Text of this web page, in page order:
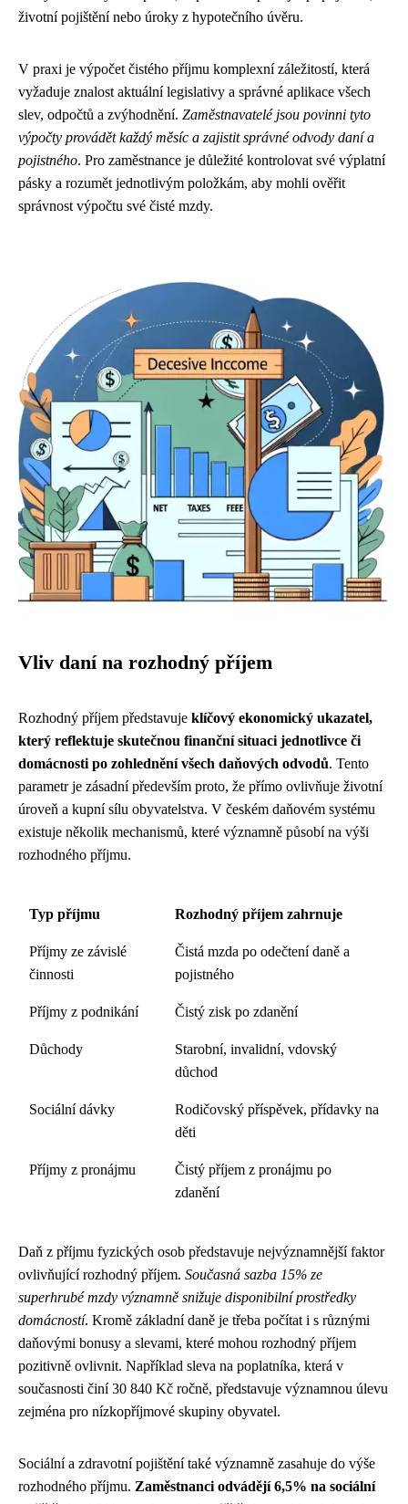
životní pojištění nebo úroky z hypotečního úvěru.
V praxi je výpočet čistého příjmu komplexní záležitostí, která
vyžaduje znalost aktuální legislativy a správné aplikace všech
slev, odpočtů a zvýhodnění. Zaměstnavatelé jsou povinni tyto
výpočty provádět každý měsíc a zajistit správné odvody daní a
pojistného. Pro zaměstnance je důležité kontrolovat své výplatní
pásky a rozumět jednotlivým položkám, aby mohli ověřit
správnost výpočtu své čisté mzdy.
Vliv daní na rozhodný příjem
Rozhodný příjem představuje klíčový ekonomický ukazatel,
který reflektuje skutečnou finanční situaci jednotlivce či
domácnosti po zohlednění všech daňových odvodů. Tento
parametr je zásadní především proto, že přímo ovlivňuje životní
úroveň a kupní sílu obyvatelstva. V českém daňovém systému
existuje několik mechanismů, které významně působí na výši
rozhodného příjmu.
Typ příjmu Rozhodný příjem zahrnuje
Příjmy ze závislé
činnosti
Čistá mzda po odečtení daně a
pojistného
Příjmy z podnikání Čistý zisk po zdanění
Důchody
Starobní, invalidní, vdovský
důchod
Sociální dávky
Rodičovský příspěvek, přídavky na
děti
Příjmy z pronájmu
Čistý příjem z pronájmu po
zdanění
Daň z příjmu fyzických osob představuje nejvýznamnější faktor
ovlivňující rozhodný příjem. Současná sazba 15% ze
superhrubé mzdy významně snižuje disponibilní prostředky
domácností. Kromě základní daně je třeba počítat i s různými
daňovými bonusy a slevami, které mohou rozhodný příjem
pozitivně ovlivnit. Například sleva na poplatníka, která v
současnosti činí 30 840 Kč ročně, představuje významnou úlevu
zejména pro nízkopříjmové skupiny obyvatel.
Sociální a zdravotní pojištění také významně zasahuje do výše
rozhodného příjmu. Zaměstnanci odvádějí 6,5% na sociální